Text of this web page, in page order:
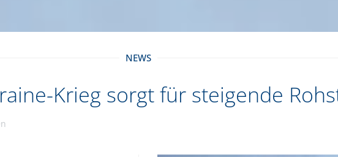
NEWS
Krieg sorgt für steigende